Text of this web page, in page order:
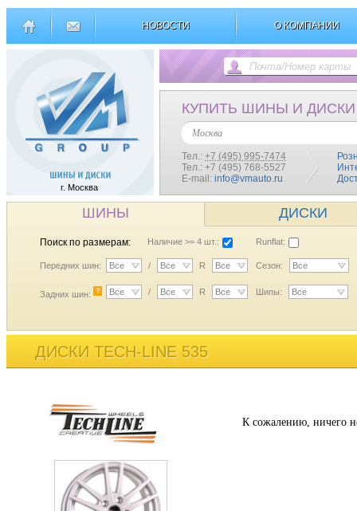
НОВОСТИ О КОМПАНИИ
г. Москва
КУПИТЬ ШИНЫ И ДИСКИ
Москва
Тел.: +7 (495) 995-7474
Тел.: +7 (495) 768-5527
E-mail: info@vmauto.ru
ШИНЫ ДИСКИ
Поиск по размерам: Наличие >= 4 шт.: Runflat:
Передних шин: Все / Все R Все Сезон: Все
Задних шин: ? Все / Все R Все Шипы: Все
ДИСКИ TECH-LINE 535
К сожалению, ничего